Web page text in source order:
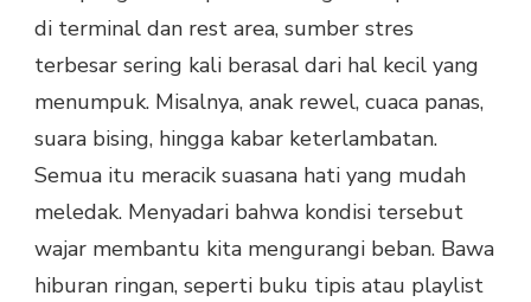
di terminal dan rest area, sumber stres
terbesar sering kali berasal dari hal kecil yang
menumpuk. Misalnya, anak rewel, cuaca panas,
suara bising, hingga kabar keterlambatan.
Semua itu meracik suasana hati yang mudah
meledak. Menyadari bahwa kondisi tersebut
wajar membantu kita mengurangi beban. Bawa
hiburan ringan, seperti buku tipis atau playlist